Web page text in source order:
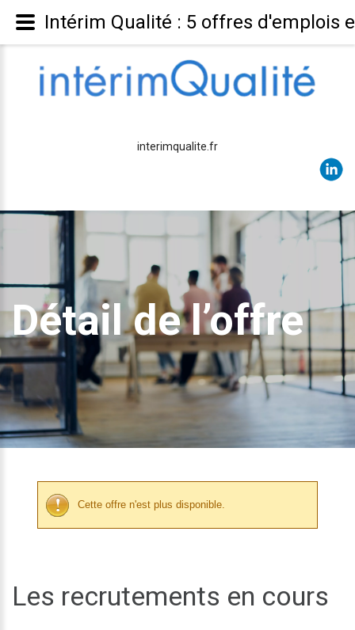
interimqualite.fr
Détail de l’offre
Cette offre n'est plus disponible.
Les recrutements en cours
Intérim Qualité : 5 offres d'emplois